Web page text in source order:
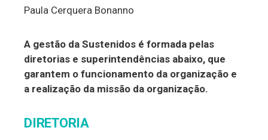
Paula Cerquera Bonanno
A gestão da Sustenidos é formada pelas
diretorias e superintendências abaixo, que
garantem o funcionamento da organização e
a realização da missão da organização.
DIRETORIA